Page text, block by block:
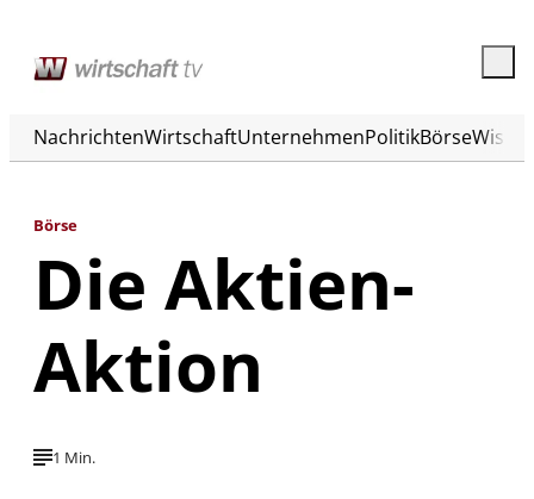
NachrichtenWirtschaftUnternehmenPolitikBörse
Börse
Die Aktien-
Aktion
1 Min.